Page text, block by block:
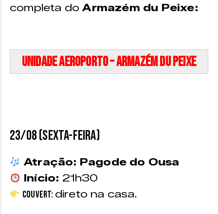
completa doArmazém du Peixe:
Unidade Aeroporto – Armazém Du Peixe
23/08 (sexta-feira)
Atração: Pagode do Ousa
Início: 21h30
Couvert: direto na casa.